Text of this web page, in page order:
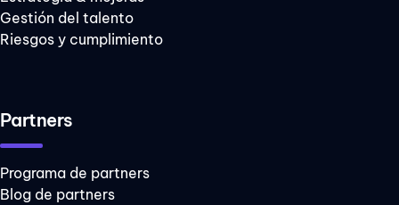
Gestión del talento
Riesgos y cumplimiento
Partners
Programa de partners
Blog de partners